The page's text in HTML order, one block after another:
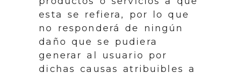
esta se refiera, por lo que
no responderá de ningún
daño que se pudiera
generar al usuario por
dichas causas atribuibles a